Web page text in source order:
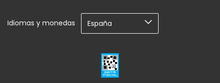
Idiomas y monedas